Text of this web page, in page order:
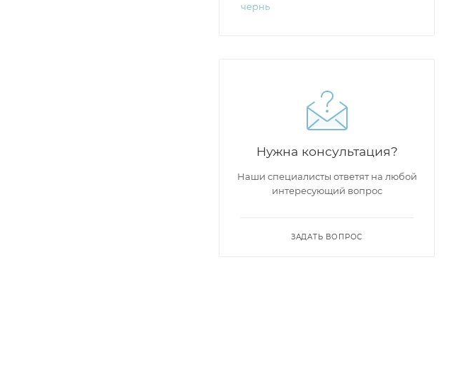
чернь
Нужна консультация?
Наши специалисты ответят на любой
интересующий вопрос
ЗАДАТЬ ВОПРОС